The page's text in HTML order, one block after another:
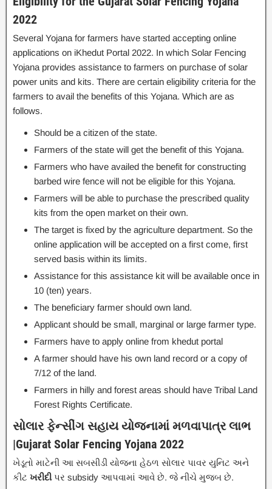
2022
Several Yojana for farmers have started accepting online
applications on iKhedut Portal 2022. In which Solar Fencing
Yojana provides assistance to farmers on purchase of solar
power units and kits. There are certain eligibility criteria for the
farmers to avail the benefits of this Yojana. Which are as
follows.
Should be a citizen of the state.
Farmers of the state will get the benefit of this Yojana.
Farmers who have availed the benefit for constructing
barbed wire fence will not be eligible for this Yojana.
Farmers will be able to purchase the prescribed quality
kits from the open market on their own.
The target is fixed by the agriculture department. So the
online application will be accepted on a first come, first
served basis within its limits.
Assistance for this assistance kit will be available once in
10 (ten) years.
The beneficiary farmer should own land.
Applicant should be small, marginal or large farmer type.
Farmers have to apply online from khedut portal
A farmer should have his own land record or a copy of
7/12 of the land.
Farmers in hilly and forest areas should have Tribal Land
Forest Rights Certificate.
સોલાર ફેન્સીંગ સહાય યોજનામાં મળવાપાત્ર લાભ
|Gujarat Solar Fencing Yojana 2022
ખેડૂતો માટેની આ સબસીડી યોજના હેઠળ સોલાર પાવર યુનિટ અને
કીટ ખરીદીપર subsidy આપવામાં આવે છે. જે નીચે મુજબ છે.